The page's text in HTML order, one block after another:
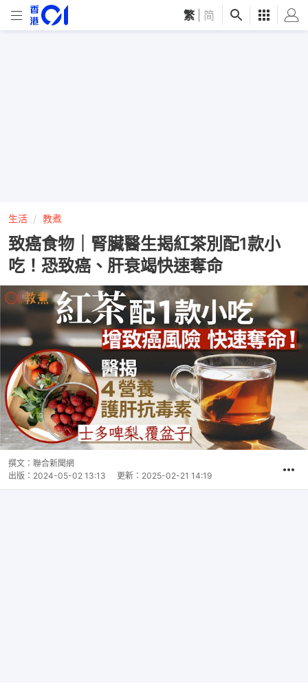
繁 简
生活 教煮
致癌食物｜腎臟醫生揭紅茶別配1款小
吃！恐致癌、肝衰竭快速奪命
撰文： 聯合新聞網
出版： 2024-05-02 13:13 更新： 2025-02-21 14:19